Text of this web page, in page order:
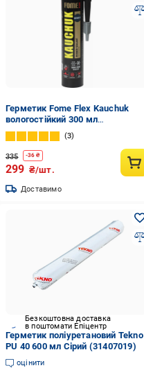
Герметик Fome Flex Kauchuk
вологостійкий 300 мл
Антрацитовий (01-4-2-015)
3
335 -36 ₴
299 ₴/шт.
Доставимо
Безкоштовна доставка
в поштомати Епіцентр
Герметик поліуретановий Tekno
PU 40 600 мл Сірий (31407019)
оцінити